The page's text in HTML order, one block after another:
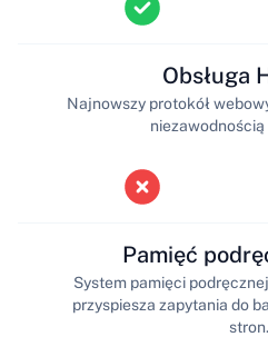
Obsługa
Najnowszy protokół
niezawodnością
Pamięć
System pamięci
przyspiesza zapytania do
stron.